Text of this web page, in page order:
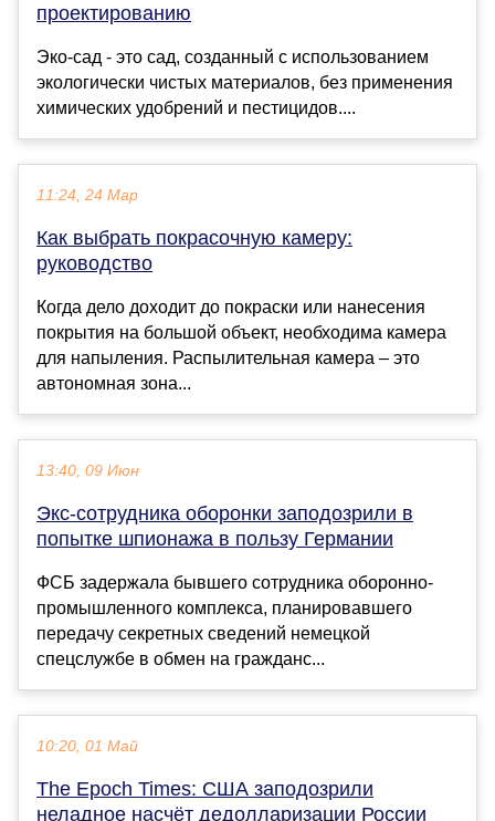
проектированию
Эко-сад - это сад, созданный с использованием
экологически чистых материалов, без применения
химических удобрений и пестицидов....
11:24, 24 Мар
Как выбрать покрасочную камеру:
руководство
Когда дело доходит до покраски или нанесения
покрытия на большой объект, необходима камера
для напыления. Распылительная камера – это
автономная зона...
13:40, 09 Июн
Экс-сотрудника оборонки заподозрили в
попытке шпионажа в пользу Германии
ФСБ задержала бывшего сотрудника оборонно-
промышленного комплекса, планировавшего
передачу секретных сведений немецкой
спецслужбе в обмен на гражданс...
10:20, 01 Май
The Epoch Times: США заподозрили
неладное насчёт дедолларизации России